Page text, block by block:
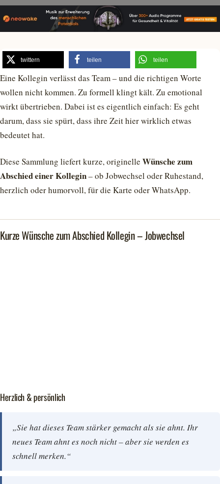
twittern teilen teilen
Eine Kollegin verlässt das Team – und die richtigen Worte
wollen nicht kommen. Zu formell klingt kält. Zu emotional
wirkt übertrieben. Dabei ist es eigentlich einfach: Es geht
darum, dass sie spürt, dass ihre Zeit hier wirklich etwas
bedeutet hat.
Diese Sammlung liefert kurze, originelle Wünsche zum
Abschied einer Kollegin– ob Jobwechsel oder Ruhestand,
herzlich oder humorvoll, für die Karte oder WhatsApp.
Kurze Wünsche zum Abschied Kollegin – Jobwechsel
Herzlich & persönlich
„Sie hat dieses Team stärker gemacht als sie ahnt. Ihr
neues Team ahnt es noch nicht – aber sie werden es
schnell merken.“